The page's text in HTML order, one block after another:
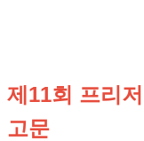
제11회 프리
고문